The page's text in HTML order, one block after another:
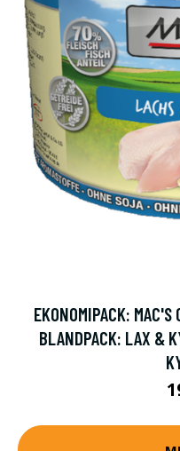
EKONOMIPACK:
BLANDPACK: LAX &